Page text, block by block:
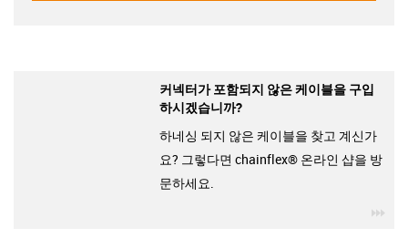
커넥터가 포함되지 않은 케이블을 구입
하시겠습니까?
하네싱 되지 않은 케이블을 찾고 계신가
요? 그렇다면 chainflex® 온라인 샵을 방
문하세요.